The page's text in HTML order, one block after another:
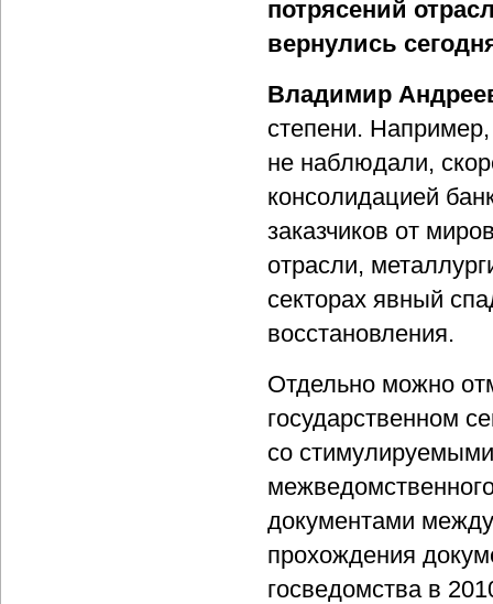
потрясений
вернулись
Владимир
степени.
не наблюдали,
консолидацией
заказчиков от
отрасли,
секторах явный
восстановления.
Отдельно можно
государственном
со
документами между
прохождения
госведомства в